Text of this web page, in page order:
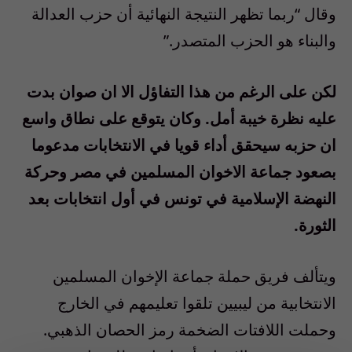
وقال “ربما تظهر النتيجة النهائية أن حزب العدالة
والبناء هو الحزب المتصدر.”
لكن على الرغم من هذا التفاؤل الا ان صوان بدت
عليه نظرة خيبة أمل. وكان يتوقع على نطاق واسع
ان حزبه سيحقق أداء قويا في الانتخابات مدعوما
بصعود جماعة الاخوان المسلمين في مصر وحركة
النهضة الإسلامية في تونس في أول انتخابات بعد
الثورة.
ويتألف فريق حملة جماعة الإخوان المسلمين
الانتخابية من ليبيين تلقوا تعليمهم في الخارج
وحملت اللافتات الضخمة رمز الحصان الذهبي.